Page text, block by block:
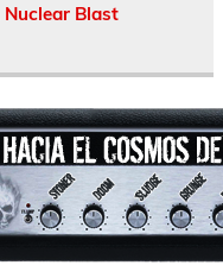
Nuclear Blast